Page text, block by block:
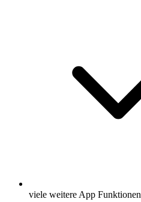
viele weitere App Funktionen